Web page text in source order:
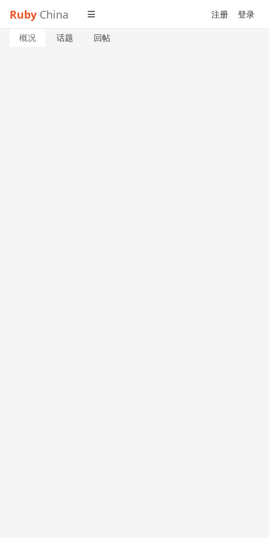
Ruby China 注册 登录
概况 话题 回帖